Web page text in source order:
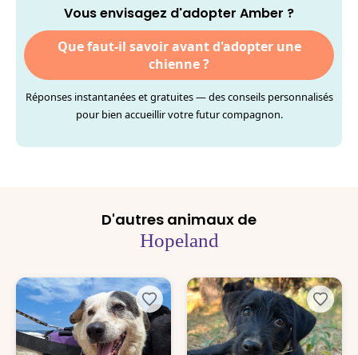
Vous envisagez d'adopter Amber ?
Que faut-il savoir avant d'adopter une
chienne ?
Réponses instantanées et gratuites — des conseils personnalisés
pour bien accueillir votre futur compagnon.
D'autres animaux de
Hopeland